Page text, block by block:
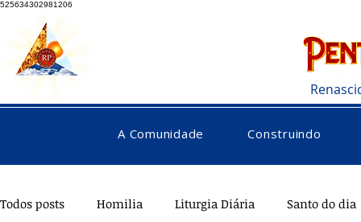
525634302981206
A Comunidade Construindo
Todos posts Homilia Liturgia Diária Santo do dia